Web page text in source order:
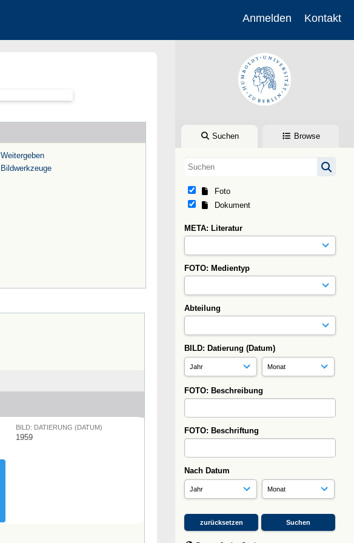
Anmelden Kontakt
Suchen Browse
Foto
Dokument
META: Literatur
FOTO: Medientyp
Abteilung
BILD: Datierung (Datum)
FOTO: Beschreibung
FOTO: Beschriftung
Nach Datum
Weitergeben
Bildwerkzeuge
BILD: DATIERUNG (DATUM)
1959